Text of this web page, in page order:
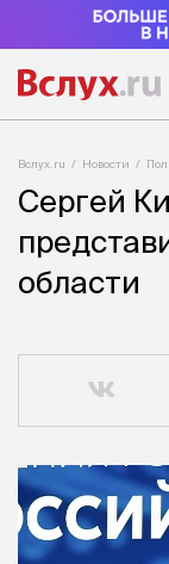
Вслух.ru Новости
Сергей
области